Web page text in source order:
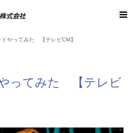
ドやってみた 【テレビCM】
ってみた 【テレビ